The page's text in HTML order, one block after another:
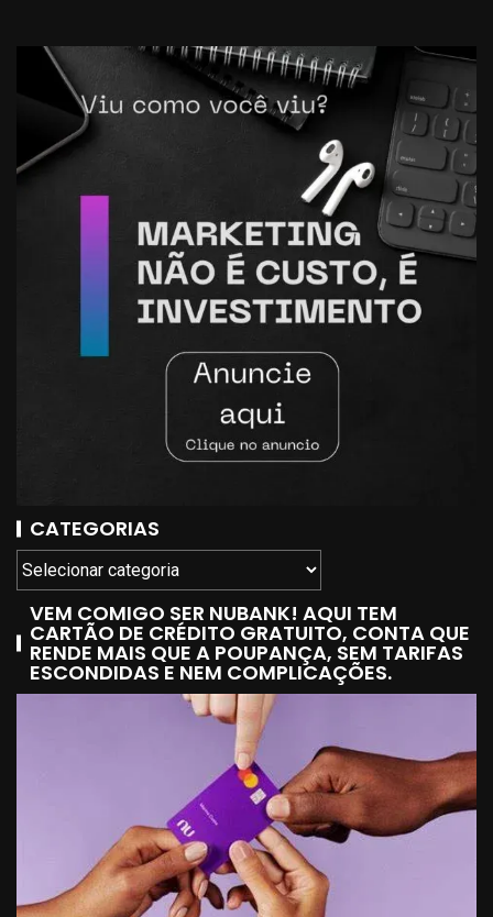
CATEGORIAS
VEM COMIGO SER NUBANK! AQUI TEM
CARTÃO DE CRÉDITO GRATUITO, CONTA QUE
RENDE MAIS QUE A POUPANÇA, SEM TARIFAS
ESCONDIDAS E NEM COMPLICAÇÕES.